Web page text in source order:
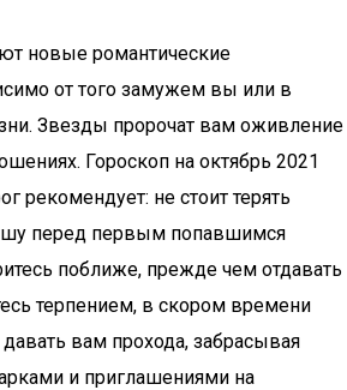
новые романтические
от того замужем вы или в
Звезды пророчат вам оживление
Гороскоп на октябрь 2021
рекомендует: не стоит терять
перед первым попавшимся
поближе, прежде чем отдавать
терпением, в скором времени
вам прохода, забрасывая
и приглашениями на